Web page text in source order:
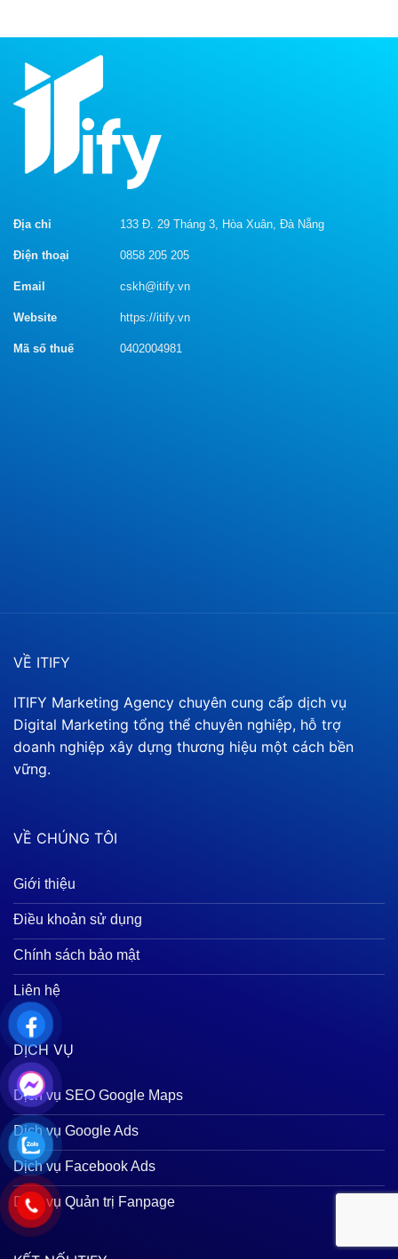
trong
và
Địa chỉ 133 Đ. 29 Tháng 3, Hòa Xuân, Đà Nẵng
Điện thoại 0858 205 205
Email cskh@itify.vn
Website https://itify.vn
Mã số thuế 0402004981
VỀ ITIFY
ITIFY Marketing Agency chuyên cung cấp dịch vụ
Digital Marketing tổng thể chuyên nghiệp, hỗ trợ
doanh nghiệp xây dựng thương hiệu một cách bền
vững.
VỀ CHÚNG TÔI
Giới thiệu
Điều khoản sử dụng
Chính sách bảo mật
Liên hệ
DỊCH VỤ
Dịch vụ SEO Google Maps
Dịch vụ Google Ads
Dịch vụ Facebook Ads
Dịch vụ Quản trị Fanpage